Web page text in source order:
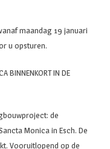
maandag 19 januari
u opsturen.
BINNENKORT IN DE
de
Monica in Esch. De
Vooruitlopend op de